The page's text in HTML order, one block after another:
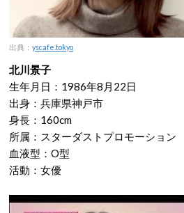
出典： yscafe.tokyo
北川景子
生年月日：1986年8月22日
出身：兵庫県神戸市
身長：160cm
所属：スターダストプロモーション
血液型：O型
活動：女優